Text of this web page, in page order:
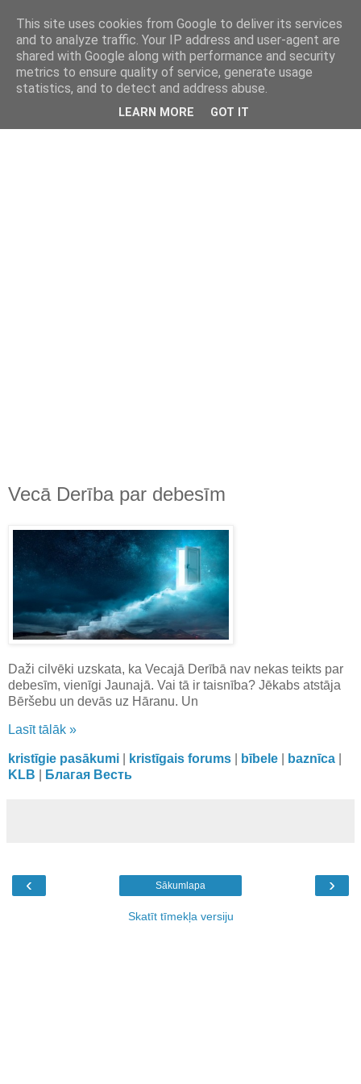
kristietim
viss, kas jāzin kristietim
Vecā Derība par debesīm
Daži cilvēki uzskata, ka Vecajā Derībā nav nekas teikts par
debesīm, vienīgi Jaunajā. Vai tā ir taisnība? Jēkabs atstāja
Bēršebu un devās uz Hāranu. Un
Lasīt tālāk »
kristīgie pasākumi kristīgais forums bībele baznīca
KLB
Благая Весть
‹ ›
Sākumlapa
Skatīt tīmekļa versiju
This site uses cookies from Google to deliver its services
and to analyze traffic. Your IP address and user-agent are
shared with Google along with performance and security
metrics to ensure quality of service, generate usage
statistics, and to detect and address abuse.
LEARN MORE GOT IT